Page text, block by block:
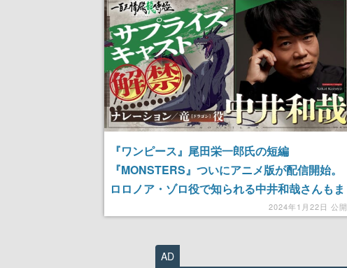
『ワンピース』尾田栄一郎氏の短編
『MONSTERS』ついにアニメ版が配信開始。
ロロノア・ゾロ役で知られる中井和哉さんもま
2024年1月22日 公開
AD